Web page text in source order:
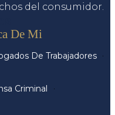
del consumidor.
De Mi
De Trabajadores
Criminal